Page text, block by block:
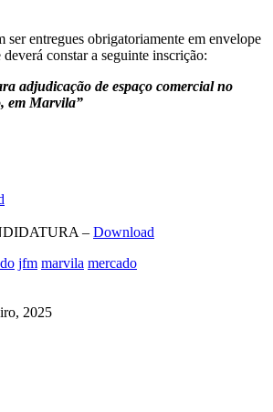
ser entregues obrigatoriamente em envelope
constar a seguinte inscrição:
adjudicação de espaço comercial no
em Marvila”
– Download
jfm marvila mercado
2025